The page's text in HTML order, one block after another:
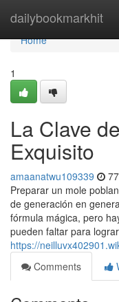
dailybookmarkhit
Home
Home
1
La Clave
Exquisito
amaanatwu109339
Preparar un mole
de generación en
fórmula mágica, pero
pueden faltar para
https://
Comments